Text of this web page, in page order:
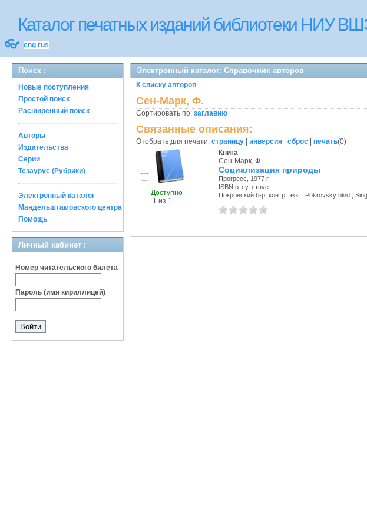
Каталог печатных изданий библиотеки НИУ
👓 eng rus
Поиск :
Новые поступления
Простой поиск
Расширенный поиск
Авторы
Издательства
Серии
Тезаурус (Рубрики)
Электронный каталог
Мандельштамовского центра
Помощь
Личный кабинет :
Номер читательского билета
Пароль (имя кириллицей)
Электронный каталог: Справочник авторов
К списку авторов
Сен-Марк, Ф.
Сортировать по: заглавию
Связанные описания:
Отобрать для печати: страницу инверсия сброс печать(0)
Доступно
1 из 1
Книга
Сен-Марк, Ф.
Социализация природы
Прогресс, 1977 г.
ISBN отсутствует
Покровский б-р, контр. экз. : Pokrovsky blvd.,